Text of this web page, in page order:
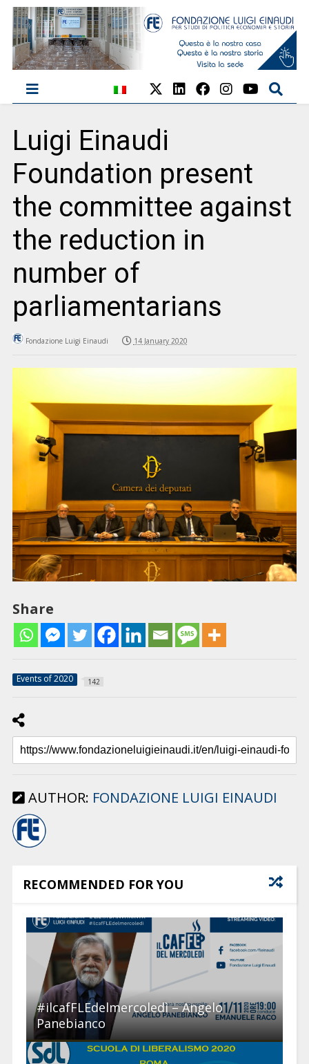
Luigi Einaudi
Foundation present
the committee against
the reduction in
number of
parliamentarians
Fondazione Luigi Einaudi 14 January 2020
Share
Events of 2020 142
AUTHOR: FONDAZIONE LUIGI EINAUDI
RECOMMENDED FOR YOU
#ilcafFLEdelmercoledì – Angelo
Panebianco